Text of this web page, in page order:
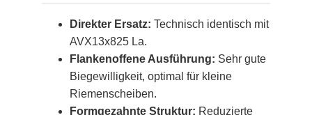
Direkter Ersatz: Technisch identisch mit
AVX13x825 La.
Flankenoffene Ausführung: Sehr gute
Biegewilligkeit, optimal für kleine
Riemenscheiben.
Formgezahnte Struktur: Reduzierte